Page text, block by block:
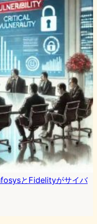
とFidelityがサイバ